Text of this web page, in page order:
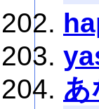
あ